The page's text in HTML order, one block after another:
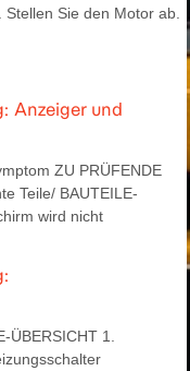
Sie den Motor ab.
Anzeiger und
ZU PRÜFENDE
Teile/ BAUTEILE-
wird nicht
1.